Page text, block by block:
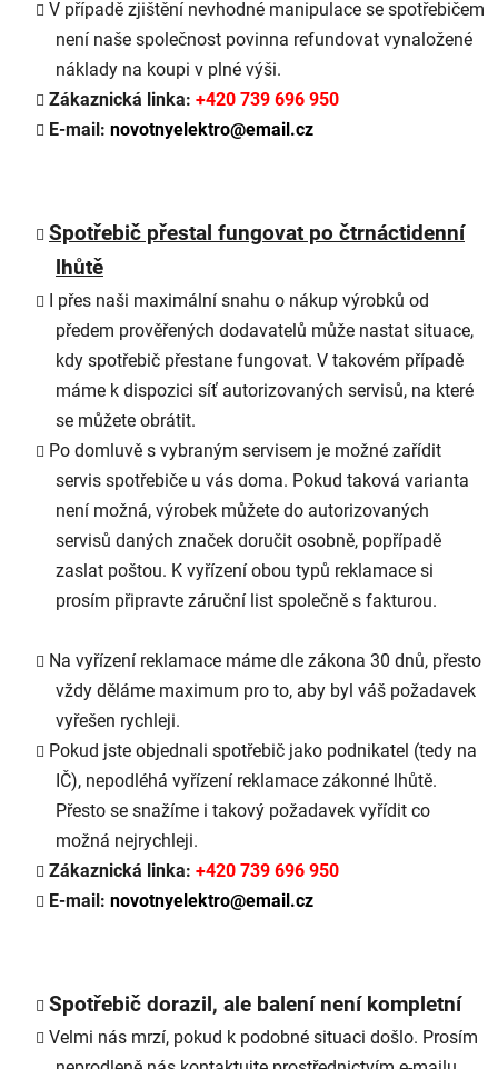
V případě zjištění nevhodné manipulace se spotřebičem
není naše společnost povinna refundovat vynaložené
náklady na koupi v plné výši.
Zákaznická linka: +420 739 696 950
E-mail: novotnyelektro@email.cz
Spotřebič přestal fungovat po čtrnáctidenní
lhůtě
I přes naši maximální snahu o nákup výrobků od
předem prověřených dodavatelů může nastat situace,
kdy spotřebič přestane fungovat. V takovém případě
máme k dispozici síť autorizovaných servisů, na které
se můžete obrátit.
Po domluvě s vybraným servisem je možné zařídit
servis spotřebiče u vás doma. Pokud taková varianta
není možná, výrobek můžete do autorizovaných
servisů daných značek doručit osobně, popřípadě
zaslat poštou. K vyřízení obou typů reklamace si
prosím připravte záruční list společně s fakturou.
Na vyřízení reklamace máme dle zákona 30 dnů, přesto
vždy děláme maximum pro to, aby byl váš požadavek
vyřešen rychleji.
Pokud jste objednali spotřebič jako podnikatel (tedy na
IČ), nepodléhá vyřízení reklamace zákonné lhůtě.
Přesto se snažíme i takový požadavek vyřídit co
možná nejrychleji.
Zákaznická linka: +420 739 696 950
E-mail: novotnyelektro@email.cz
Spotřebič dorazil, ale balení není kompletní
Velmi nás mrzí, pokud k podobné situaci došlo. Prosím